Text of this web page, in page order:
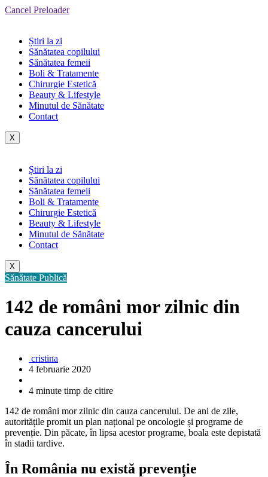
Cancel Preloader
Știri la zi
Sănătatea copilului
Sănătatea femeii
Boli & Tratamente
Chirurgie Estetică
Beauty & Lifestyle
Minutul de Sănătate
Contact
X
Știri la zi
Sănătatea copilului
Sănătatea femeii
Boli & Tratamente
Chirurgie Estetică
Beauty & Lifestyle
Minutul de Sănătate
Contact
X
Sănătate Publică
142 de români mor zilnic din
cauza cancerului
cristina
4 februarie 2020
4 minute timp de citire
142 de români mor zilnic din cauza cancerului. De ani de zile,
autoritățile promit un plan național pe oncologie și programe de
prevenție. Din păcate, în lipsa acestor programe, boala este depistată
în stadii tardive.
În România nu există prevenție